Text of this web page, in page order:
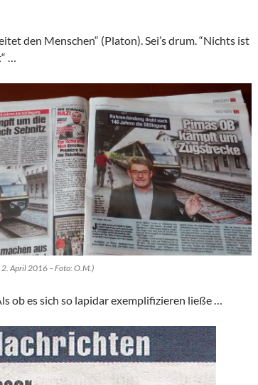
den Menschen“ (Platon). Sei’s drum. “Nichts ist
…
April 2016 – Foto: O.M.)
ob es sich so lapidar exemplifizieren ließe …